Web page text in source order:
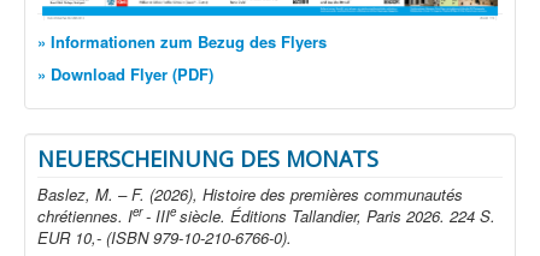
» Informationen zum Bezug des Flyers
» Download Flyer (PDF)
NEUERSCHEINUNG DES MONATS
Baslez, M. – F. (2026), Histoire des premières communautés
chrétiennes. Ier- IIIe siècle. Éditions Tallandier, Paris 2026. 224 S.
EUR 10,- (ISBN 979-10-210-6766-0).